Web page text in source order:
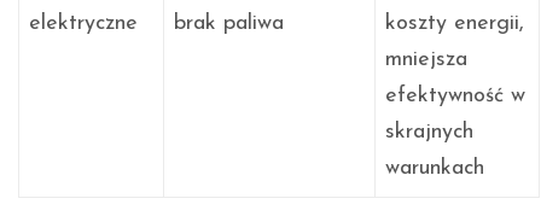
elektryczne
brak paliwa
koszty energii,
mniejsza
efektywność w
skrajnych
warunkach